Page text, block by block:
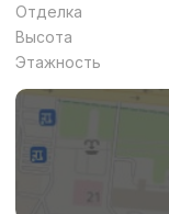
от
Сдан 2024,
ЖК
Отделка
Высота
Этажность